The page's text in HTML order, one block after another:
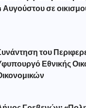
Αυγούστου σε
του
Εθνικής